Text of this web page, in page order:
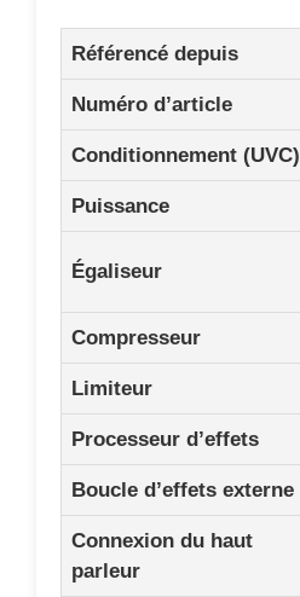
Référencé depuis
Numéro d’article
Conditionnement (UVC)
Puissance
Égaliseur
Compresseur
Limiteur
Processeur d’effets
Boucle d’effets externe
Connexion du haut
parleur